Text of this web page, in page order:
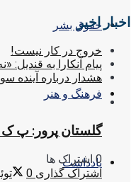
حقوق بشر
فرهنگ و هنر
یادداشت
اخبار اخیر
خروج در کار نیست!
پیام آنکارا به قندیل:
هشدار درباره آینده
گلستان پرور: پ
0 اشتراک ها
اشتراک گذاری 0